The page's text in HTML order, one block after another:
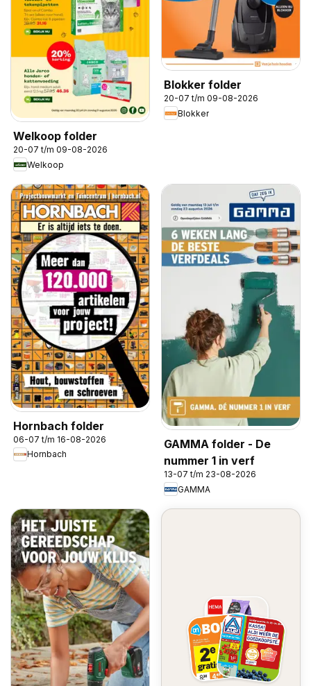
Welkoop folder
20-07 t/m 09-08-2026
Welkoop
Blokker folder
20-07 t/m 09-08-2026
Blokker
Hornbach folder
06-07 t/m 16-08-2026
Hornbach
GAMMA folder - De
nummer 1 in verf
13-07 t/m 23-08-2026
GAMMA